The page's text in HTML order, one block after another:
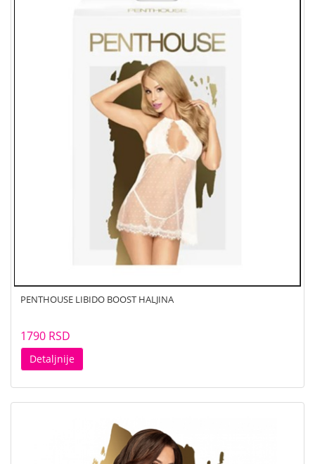
PENTHOUSE LIBIDO BOOST HALJINA
1790 RSD
Detaljnije